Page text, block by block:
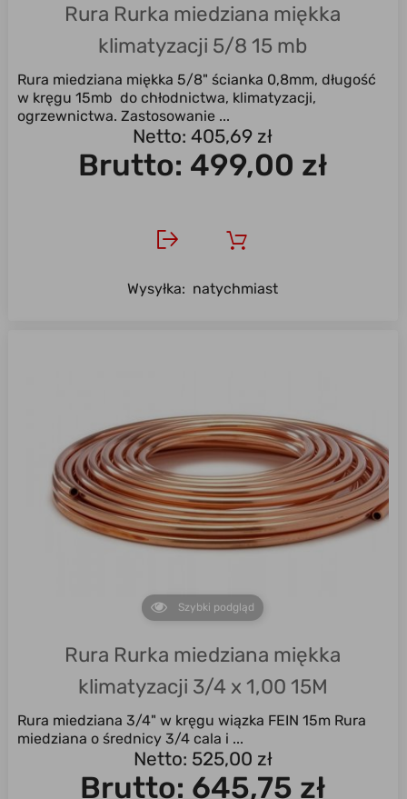
Rura Rurka miedziana miękka
klimatyzacji 5/8 15 mb
Rura miedziana miękka 5/8" ścianka 0,8mm, długość
w kręgu 15mb do chłodnictwa, klimatyzacji,
ogrzewnictwa. Zastosowanie ...
Netto: 405,69 zł
Brutto: 499,00 zł
Wysyłka: natychmiast
Szybki podgląd
Rura Rurka miedziana miękka
klimatyzacji 3/4 x 1,00 15M
Rura miedziana 3/4" w kręgu wiązka FEIN 15m Rura
miedziana o średnicy 3/4 cala i ...
Netto: 525,00 zł
Brutto: 645,75 zł